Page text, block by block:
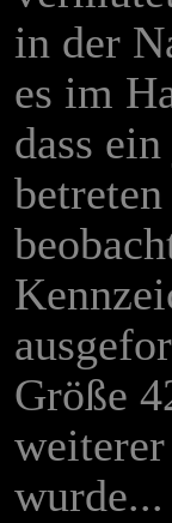
in der
es im
dass
Größe
wurde...